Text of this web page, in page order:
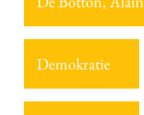
Demokratie